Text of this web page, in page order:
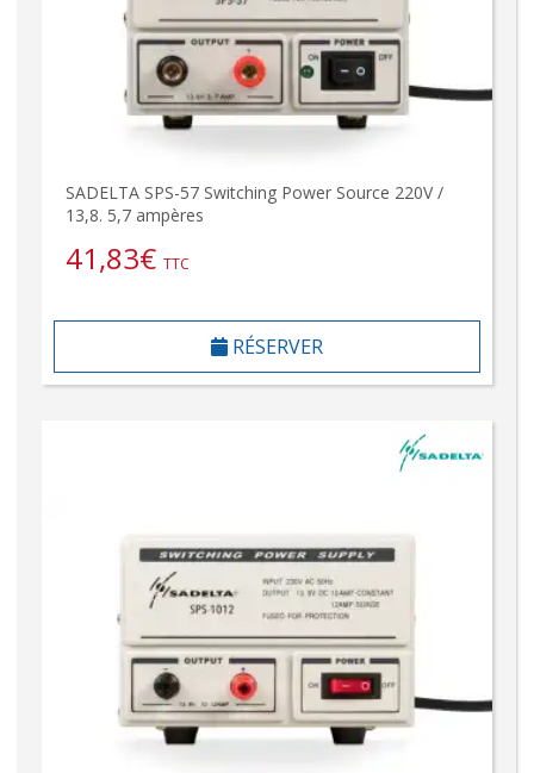
SADELTA SPS-57 Switching Power Source 220V /
13,8. 5,7 ampères
41,83€ TTC
RÉSERVER